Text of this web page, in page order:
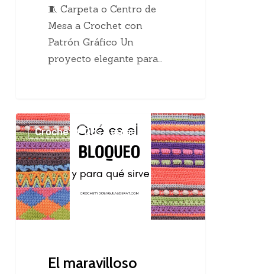
🧵 Carpeta o Centro de
Mesa a Crochet con
Patrón Gráfico Un
proyecto elegante para…
El
maravilloso
bloqueo
en
el
tejido
Crochet Y Dos Agujas
El maravilloso